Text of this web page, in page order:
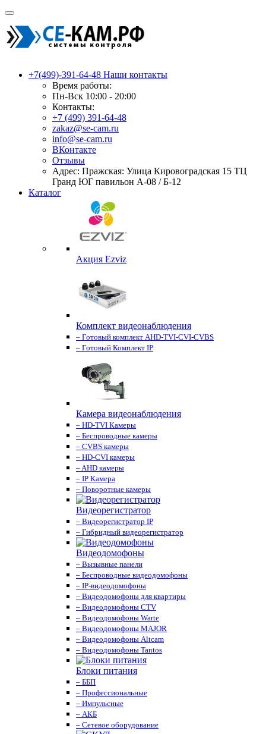
+7(499)-391-64-48 Наши контакты
Время работы:
Пн-Вск 10:00 - 20:00
Контакты:
+7 (499) 391-64-48
zakaz@se-cam.ru
info@se-cam.ru
ВКонтакте
Отзывы
Адрес: Пражская: Улица Кировоградская 15 ТЦ
Гранд ЮГ павильон А-08 / Б-12
Каталог
Акция Ezviz
Комплект видеонаблюдения
– Готовый комплект AHD-TVI-CVI-CVBS
– Готовый Комплект IP
Камера видеонаблюдения
– HD-TVI Камеры
– Беспроводные камеры
– CVBS камеры
– HD-CVI камеры
– AHD камеры
– IP Камера
– Поворотные камеры
Видеорегистратор
– Видеорегистратор IP
– Гибридный видеорегистратор
Видеодомофоны
– Вызывные панели
– Беспроводные видеодомофоны
– IP-видеодомофоны
– Видеодомофоны для квартиры
– Видеодомофоны CTV
– Видеодомофоны Warte
– Видеодомофоны MAJOR
– Видеодомофоны Altcam
– Видеодомофоны Tantos
Блоки питания
– ББП
– Профессиональные
– Импульсные
– АКБ
– Сетевое оборудование